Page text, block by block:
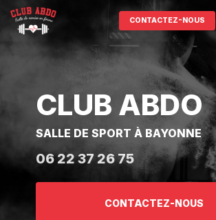
Aller
contenu
CONTACTEZ-NOUS
CLUB ABDO
SALLE DE SPORT À BAYONNE
06 22 37 26 75
CONTACTEZ-NOUS